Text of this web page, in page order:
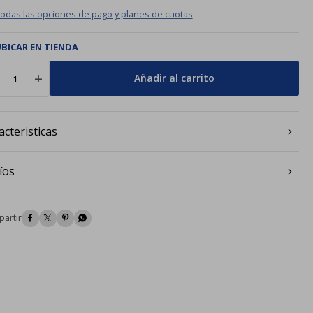
las opciones de pago y planes de cuotas
EN TIENDA
add Añadir al carrito
   